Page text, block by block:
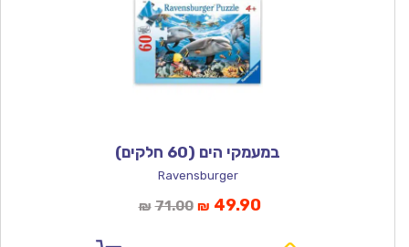
במעמקי הים (60 חלקים)
Ravensburger
₪ 71.00המחיר
₪ 49.90המחיר